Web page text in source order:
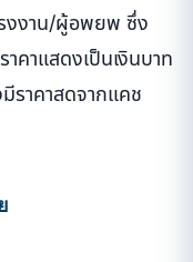
งงาน/ผู้อพยพ ซึ่ง
คาแสดงเป็นเงินบาท
ราคาสดจากแคช